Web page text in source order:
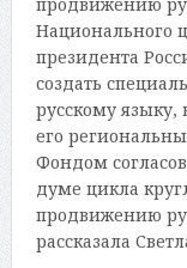
Национального
президента
создать
русскому языку,
его
Фондом
думе цикла
продвижению
рассказала